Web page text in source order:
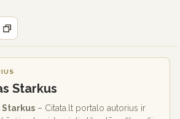
Starkus
Starkus – Citata.lt portalo autorius ir